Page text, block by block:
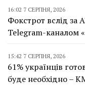
16:02 7 СЕРПНЯ, 2026
Фокстрот вслід за
Telegram-каналом
15:42 7 СЕРПНЯ, 2026
61% українців
буде необхідно –